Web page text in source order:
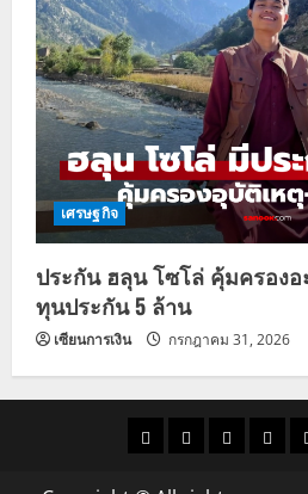
เศรษฐกิจ
ประกัน ฮลุน โซโล่ คุ้มครองอ
ทุนประกัน 5 ล้าน
เซียนการเงิน กรกฎาคม 31, 2026
ราคาแนว
ข่าว
ข่าว